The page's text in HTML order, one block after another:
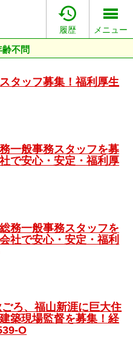

履歴 メニュー
不問
タッフ募集！福利厚生
一般事務スタッフを募
で安心・安定・福利厚
務一般事務スタッフを
社で安心・安定・福利
ごろ、福山新涯に巨大住
築現場監督を募集！経
O